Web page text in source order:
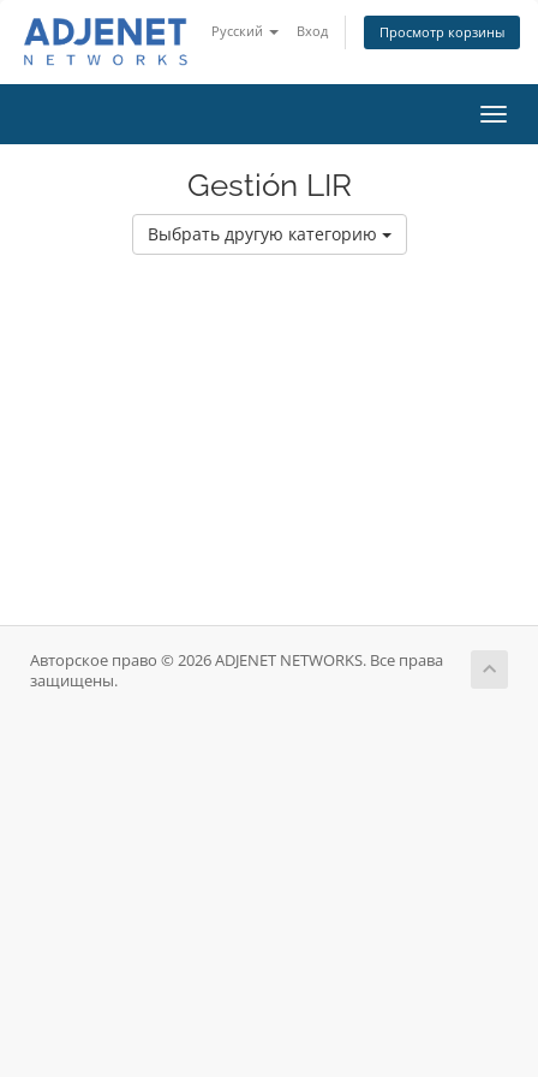
Русский Вход Просмотр корзины
Gestión LIR
Выбрать другую категорию
Авторское право © 2026 ADJENET NETWORKS. Все права
защищены.